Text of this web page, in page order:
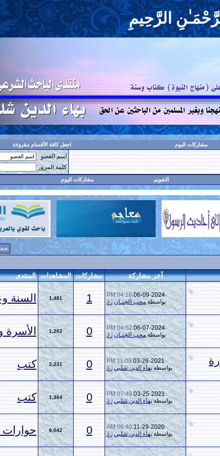
حفظ البيانات؟
مشاركات اليوم البحث
صفحة 1 من 2 >
مشاركة مشاركات المشاهدات المنتدى
04:16 PM
محب الجنـان 1
1,481 السنة وعلوم الحديث
04:52 PM
محب الجنـان 0
1,202 الأسرة والمجتمع
03-
11:09 PM
بهاء الدين شلبي
0
2,231 كتب
07:49 PM
بهاء الدين شلبي
0
1,364 كتب
06:40 AM
بهاء الدين شلبي
0
6,042 حوارات دينية